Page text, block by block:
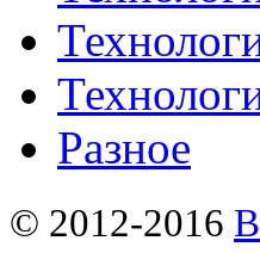
Разное
© 2012-2016